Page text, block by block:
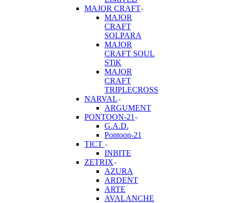
MAJOR CRAFT
MAJOR
CRAFT
SOLPARA
MAJOR
CRAFT SOUL
STiK
MAJOR
CRAFT
TRIPLECROSS
NARVAL
ARGUMENT
PONTOON-21
G.A.D.
Pontoon-21
TICT
INBITE
ZETRIX
AZURA
ARDENT
ARTE
AVALANCHE